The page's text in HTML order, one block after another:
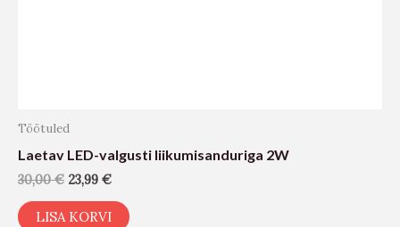
Töötuled
Laetav LED-valgusti liikumisanduriga 2W
30,00€ 23,99 €
LISA KORVI